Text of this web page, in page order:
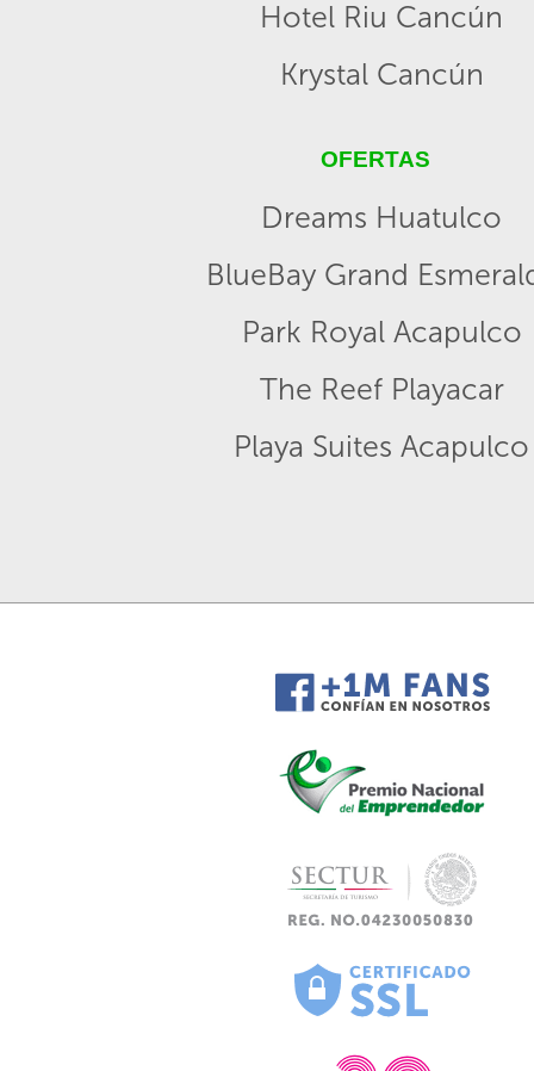
Hotel Riu Cancún
Krystal Cancún
OFERTAS
Dreams Huatulco
BlueBay Grand
Park Royal Acapulco
The Reef Playacar
Playa Suites Acapulco